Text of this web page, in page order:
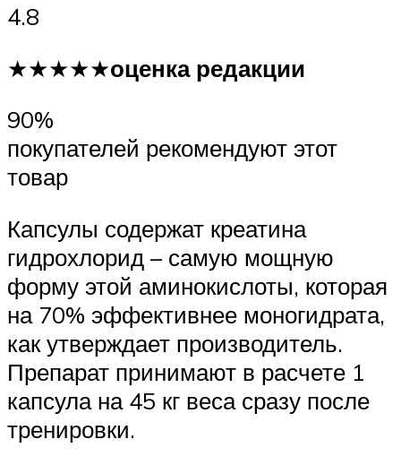
4.8
★★★★★оценка редакции
90%
покупателей рекомендуют этот
товар
Капсулы содержат креатина
гидрохлорид – самую мощную
форму этой аминокислоты, которая
на 70% эффективнее моногидрата,
как утверждает производитель.
Препарат принимают в расчете 1
капсула на 45 кг веса сразу после
тренировки.